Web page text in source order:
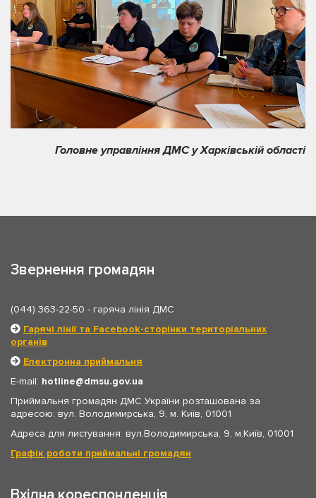
Головне управління ДМС у Харківській області
Звернення громадян
(044) 363-22-50 - гаряча лінія ДМС
Гарячі лінії та Facebook-сторінки територіальних
органів
Електронна приймальня
E-mail: hotline
dmsu.gov.ua
Приймальня громадян ДМС України розташована за
адресою: вул. Володимирська, 9, м. Київ, 01001
Адреса для листування: вул.Володимирська, 9, м.Київ, 01001
Графік роботи приймальні громадян